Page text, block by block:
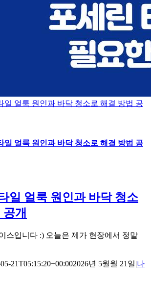
일 얼룩 원인과 바닥 청소로 해결 방법 공
일 얼룩 원인과 바닥 청소로 해결 방법 공
일 얼룩 원인과 바닥 청소
개
스입니다 :) 오늘은 제가 현장에서 정말
21T05:15:20+00:002026년 5월월 21일|나